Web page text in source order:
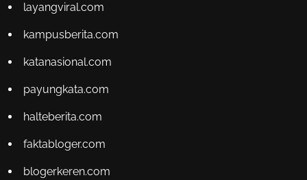
layangviral.com
kampusberita.com
katanasional.com
payungkata.com
halteberita.com
faktabloger.com
blogerkeren.com